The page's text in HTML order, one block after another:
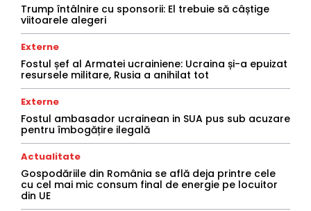
Trump întâlnire cu sponsorii: El trebuie să câștige
viitoarele alegeri
Externe
Fostul șef al Armatei ucrainiene: Ucraina și-a epuizat
resursele militare, Rusia a anihilat tot
Externe
Fostul ambasador ucrainean in SUA pus sub acuzare
pentru îmbogățire ilegală
Actualitate
Gospodăriile din România se află deja printre cele
cu cel mai mic consum final de energie pe locuitor
din UE